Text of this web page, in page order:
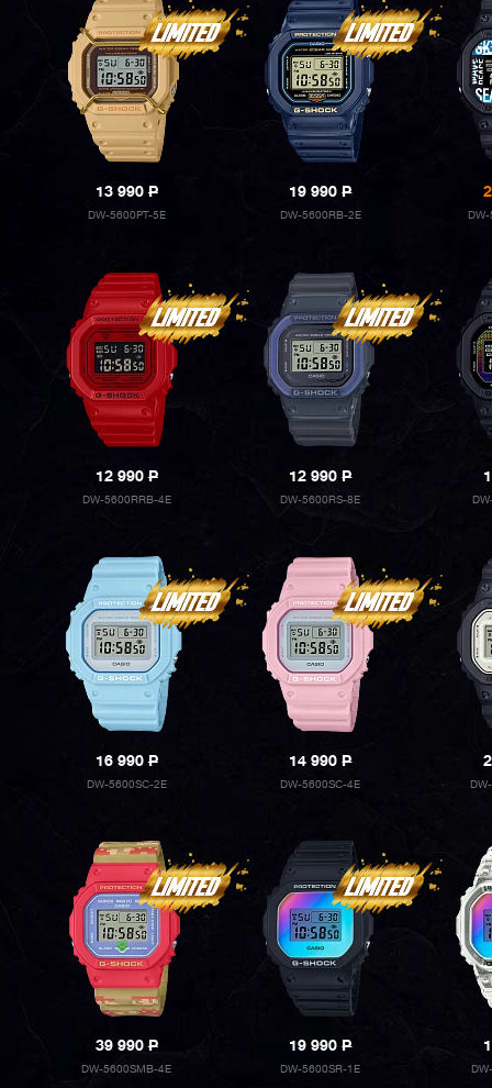
13 990P
DW-5600PT-5E
19 990P
DW-5600RB-2E
12 990P
DW-5600RRB-4E
12 990P
DW-5600RS-8E
16 990P
DW-5600SC-2E
14 990P
DW-5600SC-4E
39 990P
DW-5600SMB-4E
19 990P
DW-5600SR-1E